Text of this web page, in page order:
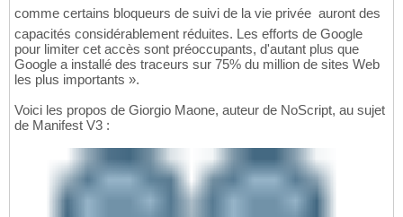
comme certains bloqueurs de suivi de la vie privée  auront des
capacités considérablement réduites. Les efforts de Google
pour limiter cet accès sont préoccupants, d'autant plus que
Google a installé des traceurs sur 75% du million de sites Web
les plus importants ».
Voici les propos de Giorgio Maone, auteur de NoScript, au sujet
de Manifest V3 :